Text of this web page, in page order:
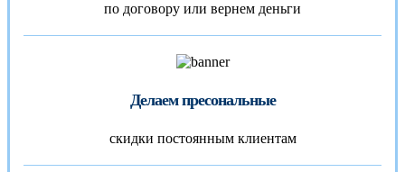
по договору или вернем деньги
Делаем пресональные
скидки постоянным клиентам